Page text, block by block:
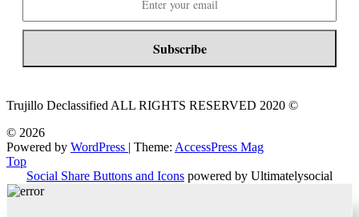
Trujillo Declassified ALL RIGHTS RESERVED 2020 ©
© 2026
Powered by WordPress | Theme: AccessPress Mag
Top
Social Share Buttons and Icons powered by Ultimatelysocial